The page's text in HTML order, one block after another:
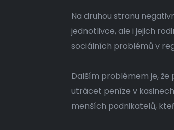
Na druhou stranu
jednotlivce, ale i jejich
sociálních problémů v
Dalším problémem je, že
utrácet peníze v
menších podnikatelů,